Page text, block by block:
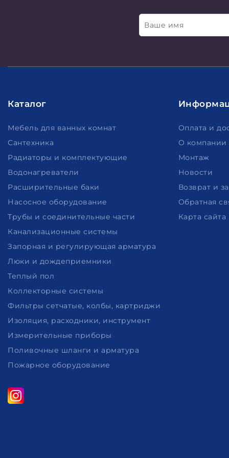
Ваше имя
Каталог
Мебель для ванных комнат
Сантехника
Радиаторы и комплектующие
Водонагреватели
Расширительные баки
Насосное оборудование
Трубы и соединительные части
Канализационные системы
Запорная и регулирующая арматура
Люки и дождеприемники
Теплый пол
Коллекторные системы
Фильтры сетчатые, колбы, картриджи
Изоляция, расходники, инструмент
Измерительные приборы
Поливочные шланги и арматура
Пожарное оборудование
Оплата и
О компании
Монтаж
Новости
Возврат и
Обратная
Карта сайта